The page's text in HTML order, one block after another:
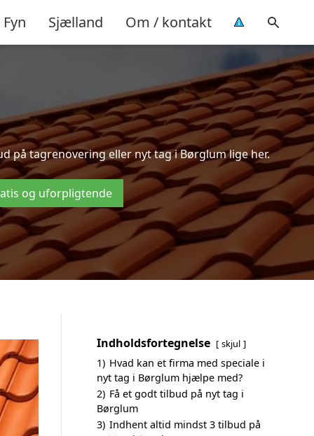
Fyn Sjælland Om / kontakt
på tagrenovering eller nyt tag i Børglum lige her.
og uforpligtende
Indholdsfortegnelse skjul
1) Hvad kan et firma med speciale i
nyt tag i Børglum hjælpe med?
2) Få et godt tilbud på nyt tag i
Børglum
3) Indhent altid mindst 3 tilbud på